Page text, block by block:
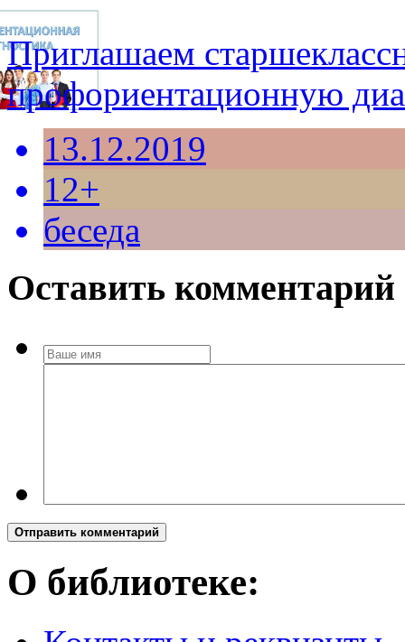
Приглашаем
профориентационную
13.12.2019
12+
беседа
Оставить комментарий
Отправить комментарий
О библиотеке: